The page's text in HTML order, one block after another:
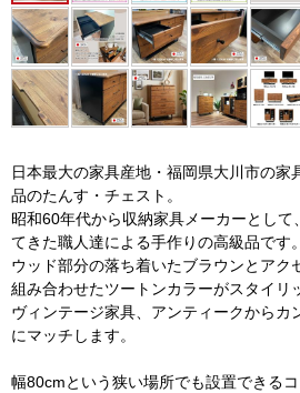
日本最大の家具産地・福岡県大川市の家
品のたんす・チェスト。
昭和60年代から収納家具メーカーとして
てきた職人達による手作りの高級品です。
ウッド部分の落ち着いたブラウンとアク
組み合わせたツートンカラーがスタイリ
ヴィンテージ家具、アンティークからカ
にマッチします。
幅80cmという狭い場所でも設置できる